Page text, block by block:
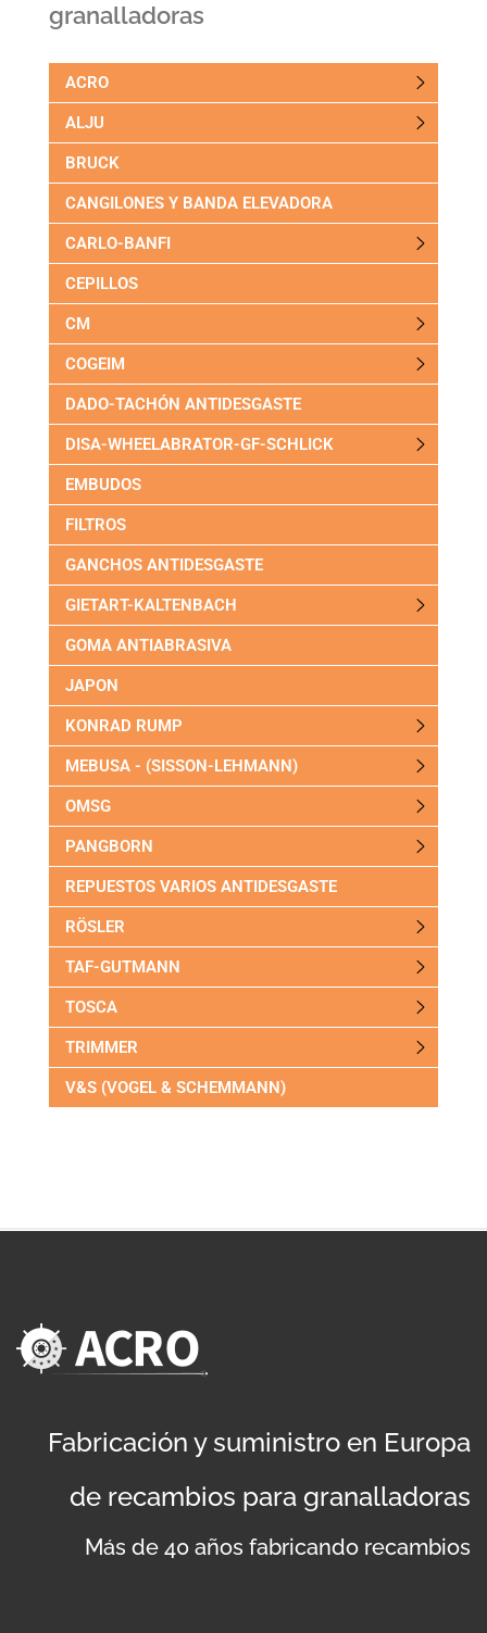
granalladoras
ACRO
ALJU
BRUCK
CANGILONES Y BANDA ELEVADORA
CARLO-BANFI
CEPILLOS
CM
COGEIM
DADO-TACHÓN ANTIDESGASTE
DISA-WHEELABRATOR-GF-SCHLICK
EMBUDOS
FILTROS
GANCHOS ANTIDESGASTE
GIETART-KALTENBACH
GOMA ANTIABRASIVA
JAPON
KONRAD RUMP
MEBUSA - (SISSON-LEHMANN)
OMSG
PANGBORN
REPUESTOS VARIOS ANTIDESGASTE
RÖSLER
TAF-GUTMANN
TOSCA
TRIMMER
V&S (VOGEL & SCHEMMANN)
Fabricación y suministro en Europa
de recambios para granalladoras
Más de 40 años fabricando recambios